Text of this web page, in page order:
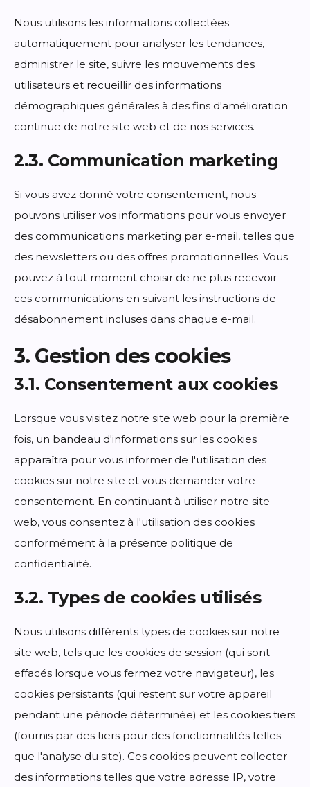
Nous utilisons les informations collectées
automatiquement pour analyser les tendances,
administrer le site, suivre les mouvements des
utilisateurs et recueillir des informations
démographiques générales à des fins d'amélioration
continue de notre site web et de nos services.
2.3. Communication marketing
Si vous avez donné votre consentement, nous
pouvons utiliser vos informations pour vous envoyer
des communications marketing par e-mail, telles que
des newsletters ou des offres promotionnelles. Vous
pouvez à tout moment choisir de ne plus recevoir
ces communications en suivant les instructions de
désabonnement incluses dans chaque e-mail.
3. Gestion des cookies
3.1. Consentement aux cookies
Lorsque vous visitez notre site web pour la première
fois, un bandeau d'informations sur les cookies
apparaîtra pour vous informer de l'utilisation des
cookies sur notre site et vous demander votre
consentement. En continuant à utiliser notre site
web, vous consentez à l'utilisation des cookies
conformément à la présente politique de
confidentialité.
3.2. Types de cookies utilisés
Nous utilisons différents types de cookies sur notre
site web, tels que les cookies de session (qui sont
effacés lorsque vous fermez votre navigateur), les
cookies persistants (qui restent sur votre appareil
pendant une période déterminée) et les cookies tiers
(fournis par des tiers pour des fonctionnalités telles
que l'analyse du site). Ces cookies peuvent collecter
des informations telles que votre adresse IP, votre